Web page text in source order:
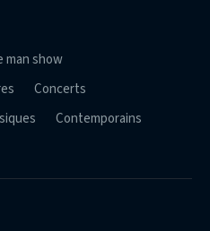
man show
Concerts
Contemporains